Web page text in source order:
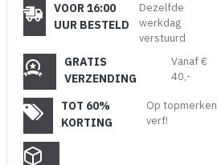
VOOR 16:00
UUR BESTELD
Dezelfde
werkdag
verstuurd
GRATIS
VERZENDING
Vanaf €
40,-
TOT 60%
KORTING
Op topmerken
verf!